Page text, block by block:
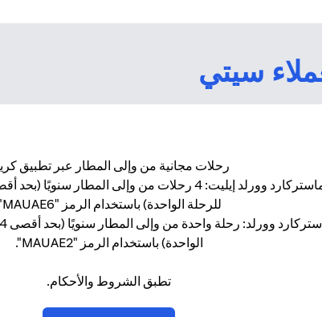
سيتي
رحلات مجانية من وإلى المطار عبر تطبيق
للرحلة الواحدة) باستخدام الرمز "MAUAE6".
الواحدة) باستخدام الرمز "MAUAE2".
تطبق الشروط والأحكام.